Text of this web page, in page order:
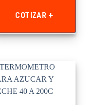
COTIZAR +